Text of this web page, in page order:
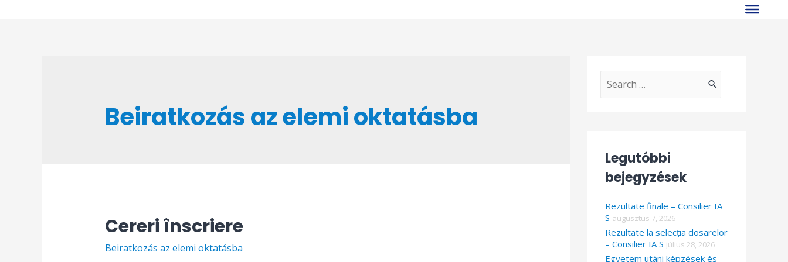
Beiratkozás az elemi oktatásba
Cereri înscriere
Beiratkozás az elemi oktatásba
S
c
h
o
r
Legutóbbi
bejegyzések
Rezultate finale – Consilier IA
S augusztus 7, 2026
Rezultate la selecția dosarelor
– Consilier IA S július 28, 2026
Egyetem utáni képzések és